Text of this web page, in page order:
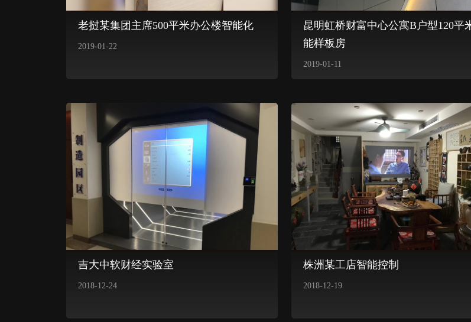
老挝某集团主席500平米办公楼智能化
2019-01-22
昆明虹桥财富中心公寓B户型120平
能样板房
2019-01-11
吉大中软财经实验室
2018-12-24
株洲某工店智能控制
2018-12-19